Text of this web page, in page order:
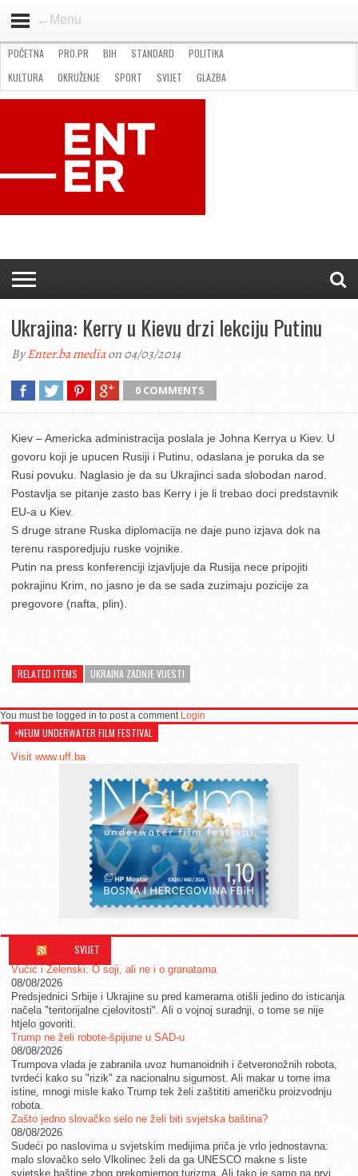
←Menu
STANDARD
GOSPODARSTVO
OKRUŽENJE
POČETNA PRO.PR BIH STANDARD
POLITIKA
KULTURA
OKRUŽENJE SPORT SVIJET
GLAZBA
NATJEČAJI
FILMING LOCATION IN BH KONTAKT
Ukrajina: Kerry u Kievu drzi lekciju Putinu
ByEnter.ba mediaon 04/03/2014
0 COMMENTS
Kiev – Americka administracija poslala je Johna Kerrya u Kiev. U
govoru koji je upucen Rusiji i Putinu, odaslana je poruka da se
Rusi povuku. Naglasio je da su Ukrajinci sada slobodan narod.
Postavlja se pitanje zasto bas Kerry i je li trebao doci predstavnik
EU-a u Kiev.
S druge strane Ruska diplomacija ne daje puno izjava dok na
terenu rasporedjuju ruske vojnike.
Putin na press konferenciji izjavljuje da Rusija nece pripojiti
pokrajinu Krim, no jasno je da se sada zuzimaju pozicije za
pregovore (nafta, plin).
RELATED ITEMS UKRAINA ZADNJE VIJESTI
You must be logged in to post a comment Login
>NEUM UNDERWATER FILM FESTIVAL
Visit www.uff.ba
SVIJET
Vučić i Zelenski: O soji, ali ne i o granatama
08/08/2026
Predsjednici Srbije i Ukrajine su pred kamerama otišli jedino do isticanja
načela "teritorijalne cjelovitosti". Ali o vojnoj suradnji, o tome se nije
htjelo govoriti.
Trump ne želi robote-špijune u SAD-u
08/08/2026
Trumpova vlada je zabranila uvoz humanoidnih i četveronožnih robota,
tvrdeći kako su "rizik" za nacionalnu sigurnost. Ali makar u tome ima
istine, mnogi misle kako Trump tek želi zaštititi američku proizvodnju
robota.
Zašto jedno slovačko selo ne želi biti svjetska baština?
08/08/2026
Sudeći po naslovima u svjetskim medijima priča je vrlo jednostavna:
malo slovačko selo Vlkolinec želi da ga UNESCO makne s liste
svjetske baštine zbog prekomjernog turizma. Ali tako je samo na prvi